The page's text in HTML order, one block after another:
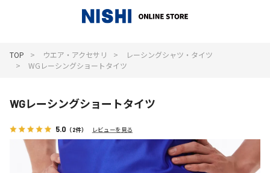
TOP ウエア・アクセサリ
レーシングシャツ・タイツ
WGレーシングショートタイツ
WGレーシングショートタイツ
5.0 （2件） レビューを見る